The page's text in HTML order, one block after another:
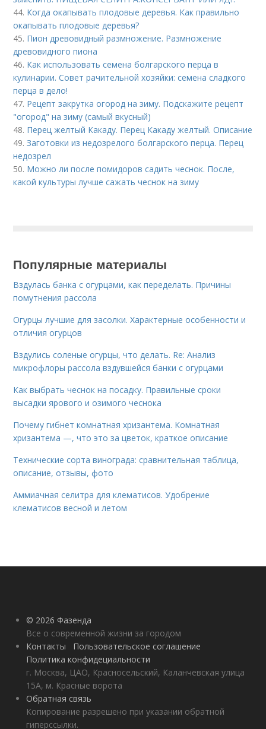
44. Когда окапывать плодовые деревья. Как правильно
окапывать плодовые деревья?
45. Пион древовидный размножение. Размножение
древовидного пиона
46. Как использовать семена болгарского перца в
кулинарии. Совет рачительной хозяйки: семена сладкого
перца в дело!
47. Рецепт закрутка огород на зиму. Подскажите рецепт
"огород" на зиму (самый вкусный)
48. Перец желтый Какаду. Перец Какаду желтый. Описание
49.Заготовки из недозрелого болгарского перца. Перец
недозрел
50. Можно ли после помидоров садить чеснок. После,
какой культуры лучше сажать чеснок на зиму
Популярные материалы
Вздулась банка с огурцами, как переделать. Причины
помутнения рассола
Огурцы лучшие для засолки. Характерные особенности и
отличия огурцов
Вздулись соленые огурцы, что делать. Re: Анализ
микрофлоры рассола вздувшейся банки с огурцами
Как выбрать чеснок на посадку. Правильные сроки
высадки ярового и озимого чеснока
Почему гибнет комнатная хризантема. Комнатная
хризантема —, что это за цветок, краткое описание
Технические сорта винограда: сравнительная таблица,
описание, отзывы, фото
Аммиачная селитра для клематисов. Удобрение
клематисов весной и летом
© 2026 Фазенда
Все о современной жизни за городом
Контакты
Пользовательское соглашение
Политика конфидециальности
г. Москва, ЦАО, Красносельский, Каланчевская улица
15А, м. Красные ворота
Обратная связь
Копирование разрешено при указании обратной
гиперссылки.